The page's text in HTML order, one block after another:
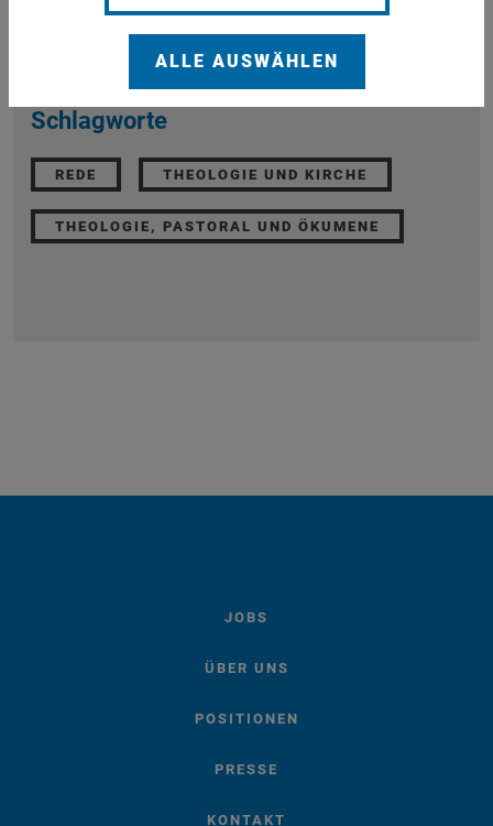
Diesen Artikel teilen:
Schlagworte
REDE THEOLOGIE UND KIRCHE
THEOLOGIE, PASTORAL UND ÖKUMENE
JOBS
ÜBER UNS
POSITIONEN
PRESSE
KONTAKT
ALLE AUSWÄHLEN